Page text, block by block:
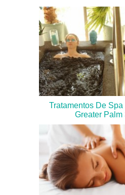
Tratamentos De
Greater Palm